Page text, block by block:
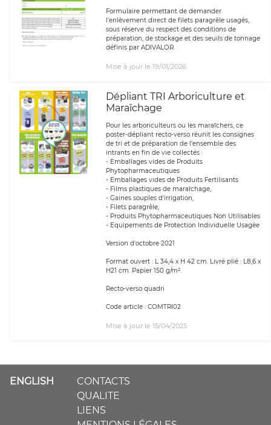
Formulaire permettant de demander
l’enlèvement direct de filets paragrêle usagés,
sous réserve du respect des conditions de
préparation, de stockage et des seuils de tonnage
définis par ADIVALOR.
Mise à jour le 19/01/2026
Dépliant TRI Arboriculture et
Maraîchage
Pour les arboriculteurs ou les maraîchers, ce
poster-dépliant recto-verso réunit les consignes
de tri et de préparation de l’ensemble des
intrants en fin de vie collectés :
- Emballages vides de Produits
Phytopharmaceutiques
- Emballages vides de Produits Fertilisants
- Films plastiques de maraîchage,
- Gaines souples d'irrigation,
- Filets paragrêle,
- Produits Phytopharmaceutiques Non Utilisables
- Equipements de Protection Individuelle Usagée
Version d'octobre 2021
Format ouvert : L 34,4 x H 42 cm. Livré plié : L8,6 x
H21 cm. Papier 150 g/m².
Recto-verso quadri
Code article : COMTRI02
Mise à jour le 15/04/2025
ENGLISH
CONTACTS
QUALITE
LIENS